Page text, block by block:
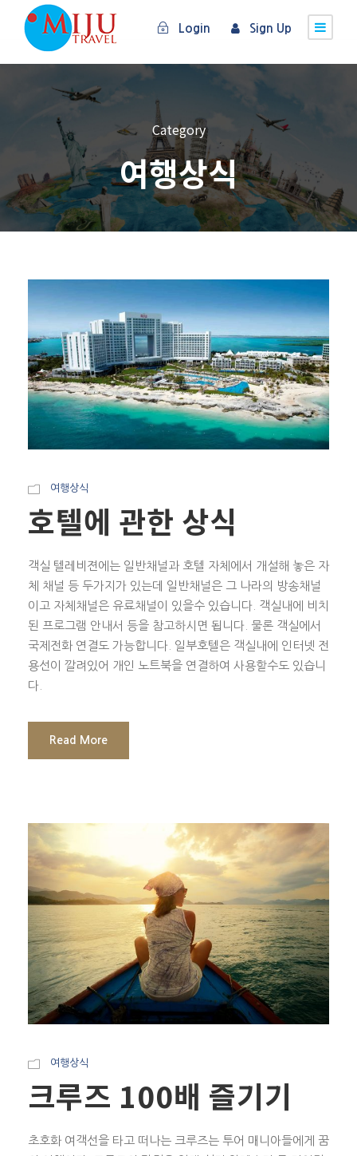
Login Sign Up
Category
여행상식
여행상식
호텔에 관한 상식
객실 텔레비젼에는 일반채널과 호텔 자체에서 개설해 놓은 자
체 채널 등 두가지가 있는데 일반채널은 그 나라의 방송채널
이고 자체채널은 유료채널이 있을수 있습니다. 객실내에 비치
된 프로그램 안내서 등을 참고하시면 됩니다. 물론 객실에서
국제전화 연결도 가능합니다. 일부호텔은 객실내에 인터넷 전
용선이 깔려있어 개인 노트북을 연결하여 사용할수도 있습니
다.
Read More
여행상식
크루즈 100배 즐기기
초호화 여객선을 타고 떠나는 크루즈는 투어 매니아들에게 꿈